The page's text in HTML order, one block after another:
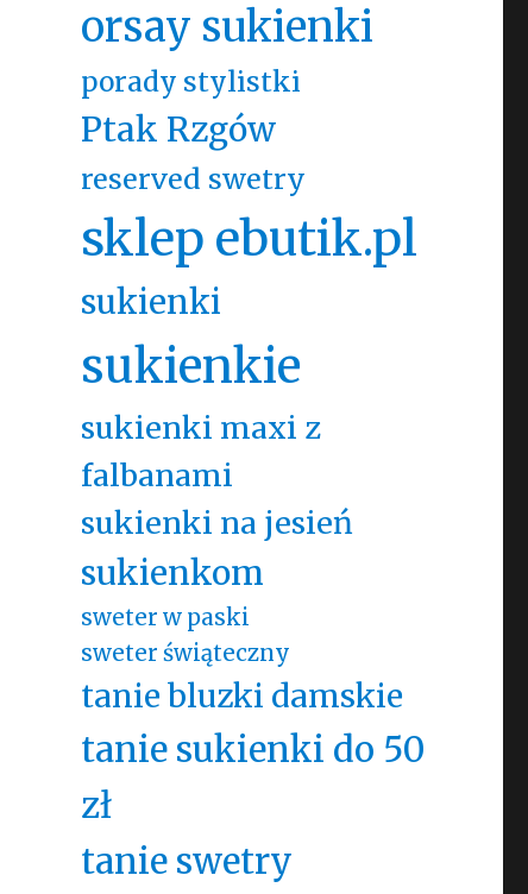
orsay sukienki
porady stylistki
Ptak Rzgów
reserved swetry
sklep ebutik.pl
sukienki
sukienkie
sukienki maxi z
falbanami
sukienki na jesień
sukienkom
sweter w paski
sweter świąteczny
tanie bluzki damskie
tanie sukienki do 50
zł
tanie swetry